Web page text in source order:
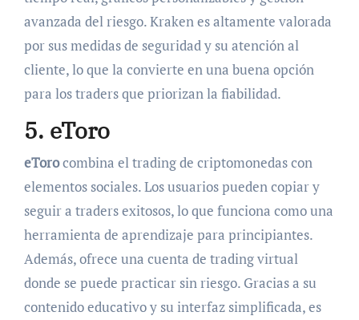
avanzada del riesgo. Kraken es altamente valorada
por sus medidas de seguridad y su atención al
cliente, lo que la convierte en una buena opción
para los traders que priorizan la fiabilidad.
5. eToro
eTorocombina el trading de criptomonedas con
elementos sociales. Los usuarios pueden copiar y
seguir a traders exitosos, lo que funciona como una
herramienta de aprendizaje para principiantes.
Además, ofrece una cuenta de trading virtual
donde se puede practicar sin riesgo. Gracias a su
contenido educativo y su interfaz simplificada, es